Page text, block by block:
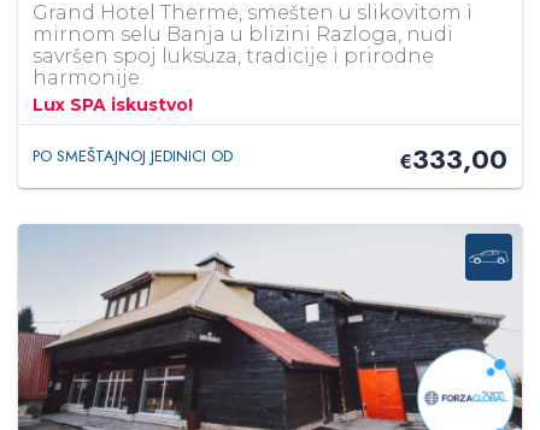
Grand Hotel Therme, smešten u slikovitom i
mirnom selu Banja u blizini Razloga, nudi
savršen spoj luksuza, tradicije i prirodne
harmonije.
Lux SPA iskustvo!
PO SMEŠTAJNOJ JEDINICI OD €333,00